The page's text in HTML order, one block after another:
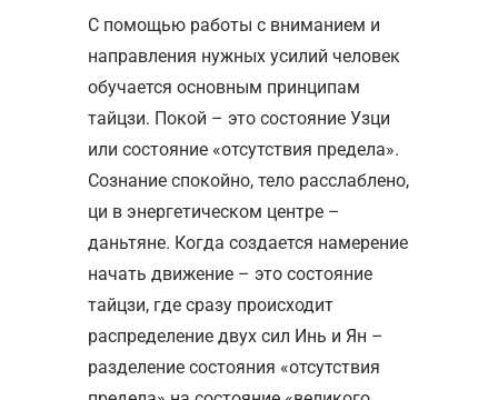
С помощью работы с вниманием и
направления нужных усилий человек
обучается основным принципам
тайцзи. Покой – это состояние Узци
или состояние «отсутствия предела».
Сознание спокойно, тело расслаблено,
ци в энергетическом центре –
даньтяне. Когда создается намерение
начать движение – это состояние
тайцзи, где сразу происходит
распределение двух сил Инь и Ян –
разделение состояния «отсутствия